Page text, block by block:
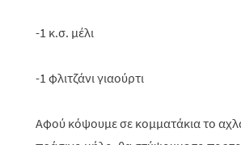
-1 κ.σ. μέλι
-1 φλιτζάνι γιαούρτι
Αφού κόψουμε σε κομματάκια το